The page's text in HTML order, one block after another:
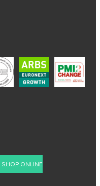
SHOP ONLINE